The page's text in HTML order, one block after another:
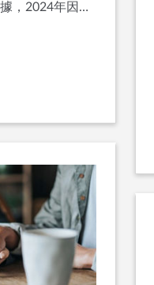
，2024年因心
加速、精神壓